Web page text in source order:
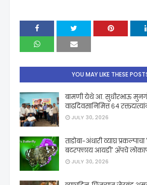
YOU MAY LIKE THESE
बामणी येथे आ. सुधीरभाऊ
वाढदिवसानिमित्त ६४
JULY 30, 2026
ताडोबा-अंधारी व्याघ्र
बटरफ्लाय आयडी' ॲपचे
JULY 30, 2026